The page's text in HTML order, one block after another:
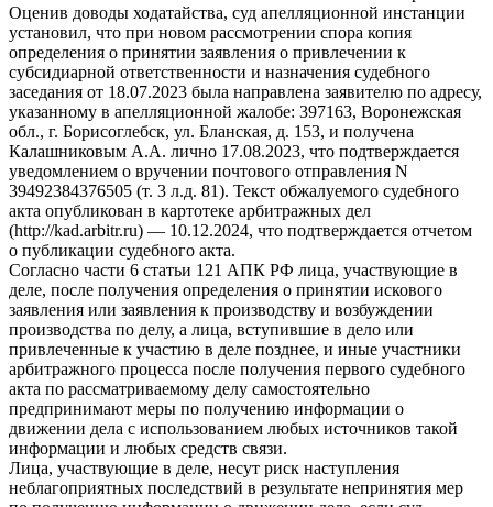
Оценив доводы ходатайства, суд апелляционной инстанции
установил, что при новом рассмотрении спора копия
определения о принятии заявления о привлечении к
субсидиарной ответственности и назначения судебного
заседания от 18.07.2023 была направлена заявителю по адресу,
указанному в апелляционной жалобе: 397163, Воронежская
обл., г. Борисоглебск, ул. Бланская, д. 153, и получена
Калашниковым А.А. лично 17.08.2023, что подтверждается
уведомлением о вручении почтового отправления N
39492384376505 (т. 3 л.д. 81). Текст обжалуемого судебного
акта опубликован в картотеке арбитражных дел
(http://kad.arbitr.ru) — 10.12.2024, что подтверждается отчетом
о публикации судебного акта.
Согласно части 6 статьи 121 АПК РФ лица, участвующие в
деле, после получения определения о принятии искового
заявления или заявления к производству и возбуждении
производства по делу, а лица, вступившие в дело или
привлеченные к участию в деле позднее, и иные участники
арбитражного процесса после получения первого судебного
акта по рассматриваемому делу самостоятельно
предпринимают меры по получению информации о
движении дела с использованием любых источников такой
информации и любых средств связи.
Лица, участвующие в деле, несут риск наступления
неблагоприятных последствий в результате непринятия мер